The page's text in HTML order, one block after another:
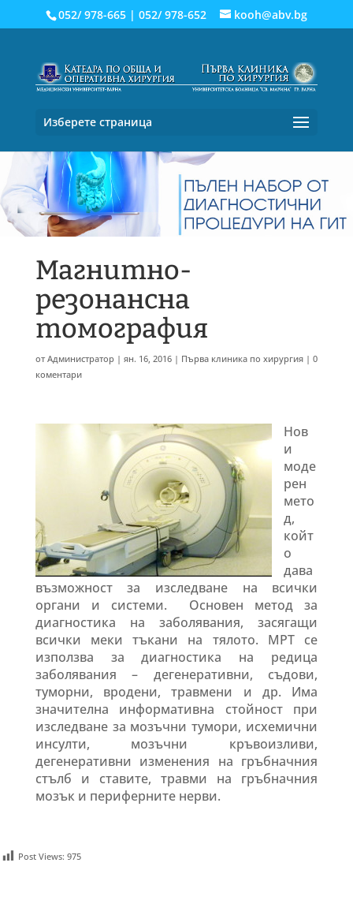
052/ 978-665| 052/ 978-652 kooh@abv.bg
Изберете страница
Магнитно-
резoнансна
томография
от Администратор| ян. 16, 2016| Първа клиника по хирургия| 0
коментари
Нов
и
моде
рен
мето
д,
койт
о
дава
възможност за изследване на всички
органи и системи. Основен метод за
диагностика на заболявания, засягащи
всички меки тъкани на тялото. МРТ се
използва за диагностика на редица
заболявания – дегенеративни, съдови,
туморни, вродени, травмени и др. Има
значителна информативна стойност при
изследване за мозъчни тумори, исхемични
инсулти, мозъчни кръвоизливи,
дегенеративни изменения на гръбначния
стълб и ставите, травми на гръбначния
мозък и периферните нерви.
Post Views: 975